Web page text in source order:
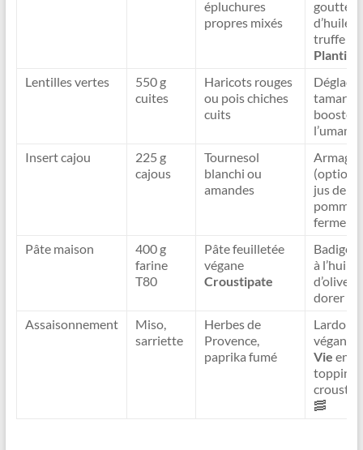
épluchures
propres mixés
gouttes
d’huile
truffe
Plantin
Lentilles vertes
550 g
cuites
Haricots rouges
ou pois chiches
cuits
tamari
booster
l’umami
Insert cajou
225 g
cajous
Tournesol
blanchi ou
amandes
(option)
jus de
pomme
Pâte maison
400 g
farine
T80
Pâte feuilletée
végane
Croustipate
à l’huile
d’olive
dorer 🧡
Assaisonnement
Miso,
sarriette
Herbes de
Provence,
paprika fumé
Lardons
véganes
Vie en
topping
🥓